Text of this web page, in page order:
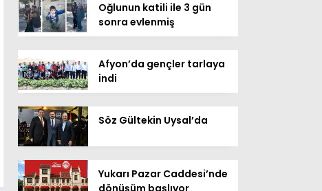
Oğlunun katili ile 3 gün
sonra evlenmiş
Afyon’da gençler tarlaya
indi
Söz Gültekin Uysal’da
Yukarı Pazar Caddesi’nde
dönüşüm başlıyor